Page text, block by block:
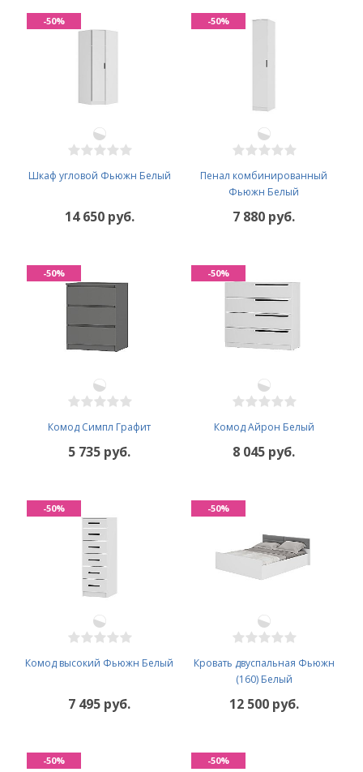
Шкаф угловой Фьюжн Белый
14 650 руб.
-50%
Пенал комбинированный
Фьюжн Белый
7 880 руб.
-50%
Комод Симпл Графит
5 735 руб.
-50%
Комод Айрон Белый
8 045 руб.
-50%
Комод высокий Фьюжн Белый
7 495 руб.
-50%
Кровать двуспальная Фьюжн
(160) Белый
12 500 руб.
-50%
-50% -50%